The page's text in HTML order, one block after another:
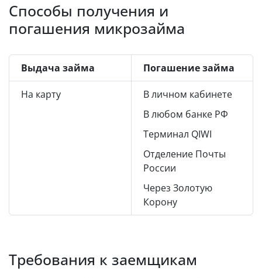
Способы получения и
погашения микрозайма
Выдача займа Погашение займа
На карту
В личном кабинете
В любом банке РФ
Терминал QIWI
Отделение Почты
России
Через Золотую
Корону
Требования к заемщикам